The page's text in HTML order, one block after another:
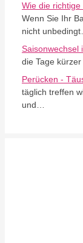
Wie die
Wenn Sie Ihr
nicht
Saisonwechsel
die Tage
Perücken -
täglich treffen
und…